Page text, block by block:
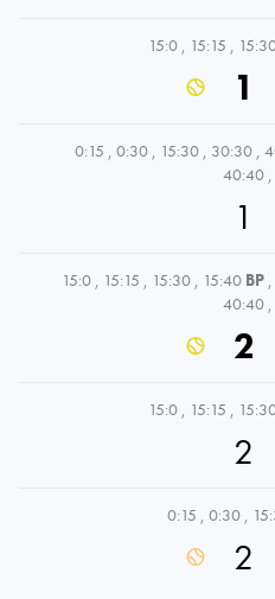
15:0 , 15:15 ,
1
0:15 , 0:30 , 15:30 , 30:30 ,
40:40 ,
1
15:0 , 15:15 , 15:30 , 15:40 BP ,
40:40 ,
2
15:0 , 15:15 ,
2
0:15 , 0:30 ,
2